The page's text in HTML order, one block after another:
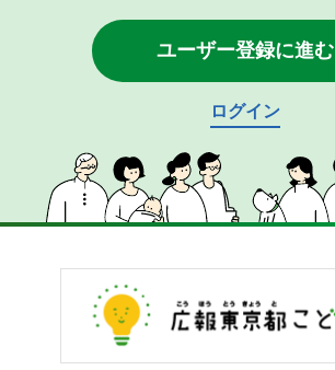
ユーザー登録に進む
ログイン